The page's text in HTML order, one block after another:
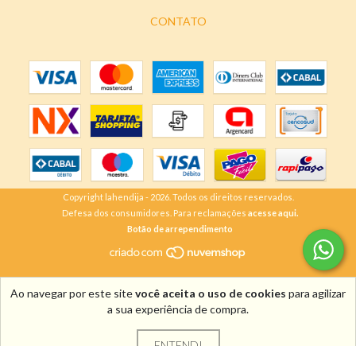
Ao navegar por este sitevocê aceita o uso de cookies para agilizar
a sua experiência de compra.
CONTATO
Copyright lahendija - 2026. Todos os direitos reservados.
Defesa dos consumidores. Para reclamações acesse aqui.
Botão de arrependimento